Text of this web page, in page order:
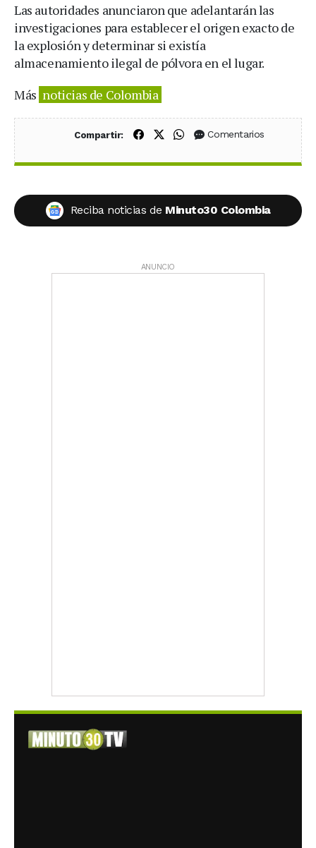
Las autoridades anunciaron que adelantarán las
investigaciones para establecer el origen exacto de
la explosión y determinar si existía
almacenamiento ilegal de pólvora en el lugar.
Más noticias de Colombia
Compartir: Compartir en Facebook
Compartir en X (Twitter)
Compartir en WhatsApp
Comentarios
Reciba noticias de Minuto30 Colombia
ANUNCIO